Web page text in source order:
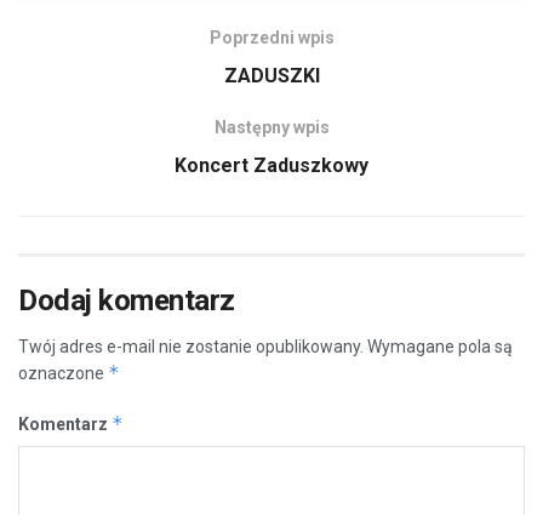
Poprzedni wpis
ZADUSZKI
Następny wpis
Koncert Zaduszkowy
Dodaj komentarz
Twój adres e-mail nie zostanie opublikowany. Wymagane pola są
oznaczone *
Komentarz *